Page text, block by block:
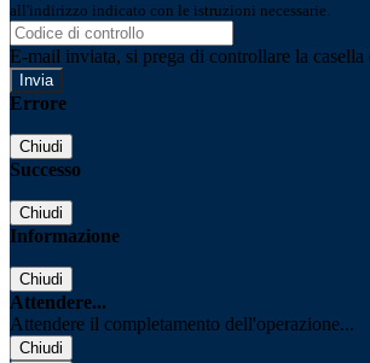
all'indirizzo indicato con le istruzioni necessarie.
E-mail inviata, si prega di controllare la casella
Errore
Chiudi
Successo
Chiudi
Informazione
Chiudi
Attendere...
Attendere il completamento dell'operazione...
Chiudi